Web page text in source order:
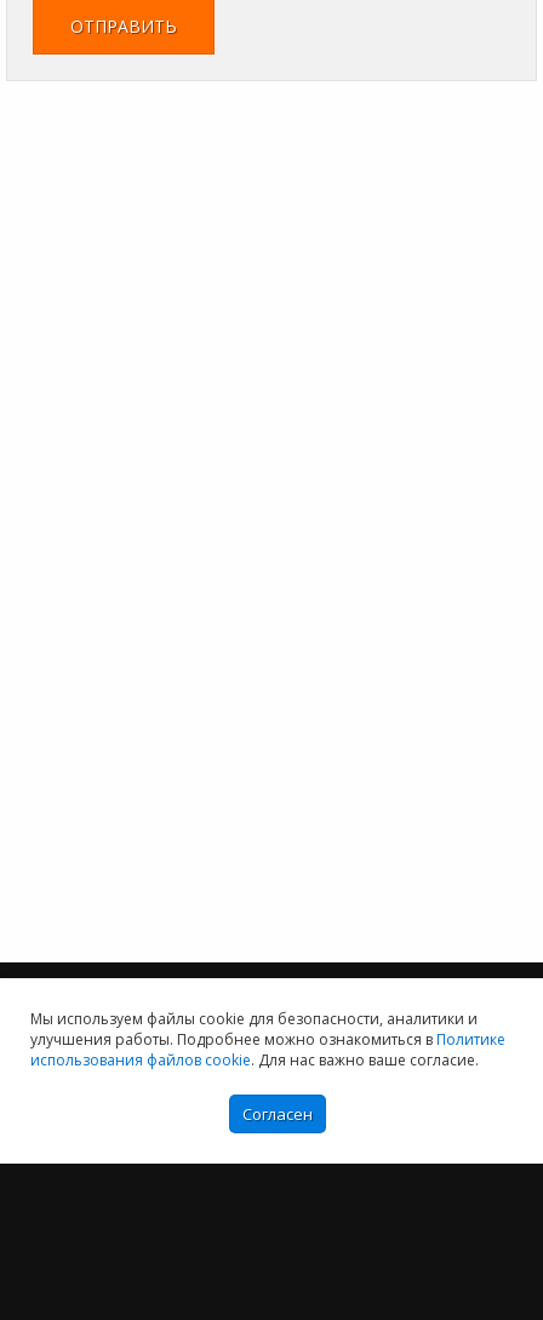
Мы используем файлы cookie для безопасности, аналитики и
улучшения работы. Подробнее можно ознакомиться вПолитике
использования файлов cookie. Для нас важно ваше согласие.
Согласен
заботимся о каждом пользователе.
Антикоррупционная политика